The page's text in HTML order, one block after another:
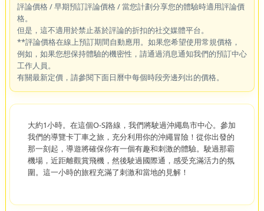
評論價格 / 早期預訂評論價格 / 當您計劃分享您的體驗時適用評論價
格。
但是，這不適用於禁止基於評論的折扣的社交媒體平台。
**評論價格在線上預訂期間自動應用。如果您希望使用常規價格，
例如，如果您想保持體驗的機密性，請通過消息通知我們的預訂中心
工作人員。
有關最新定價，請參閱下面日曆中每個時段旁邊列出的價格。
大約1小時。在這個O-S路線，我們將駛過沖繩島市中心。參加
我們的導覽卡丁車之旅，充分利用你的沖繩冒險！從你出發的
那一刻起，導遊將確保你有一個有趣和刺激的體驗。駛過那霸
機場，近距離觀賞飛機，然後駛過國際通，感受充滿活力的氛
圍。這一小時的旅程充滿了刺激和當地的見解！